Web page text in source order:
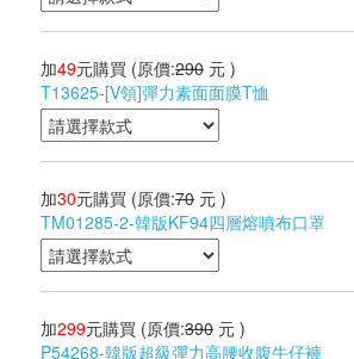
加49元購買 (原價:290 元 )
T13625-[V領]彈力素面面膜T恤
加30元購買 (原價:70 元 )
TM01285-2-韓版KF94四層熔噴布口罩
加299元購買 (原價:390 元 )
P54268-韓版超級彈力高腰收腹牛仔褲